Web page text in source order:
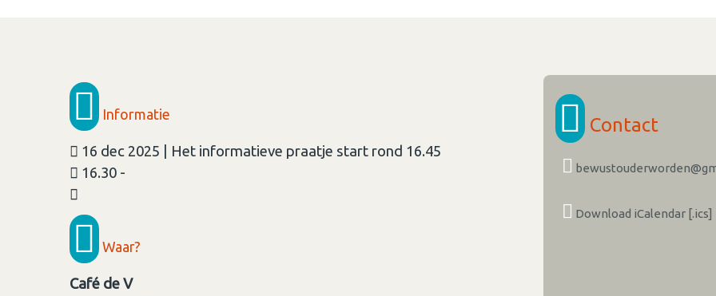
Informatie
16 dec 2025 | Het informatieve praatje start rond 16.45
16.30 -
Waar?
Café de V
Contact
Download iCalendar [.ics]